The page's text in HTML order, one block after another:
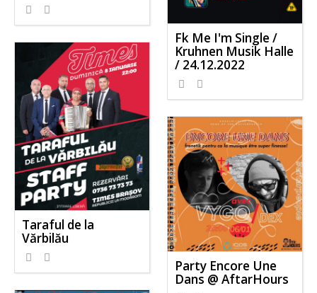
Fk Me I'm Single /
Kruhnen Musik Halle
/ 24.12.2022
Taraful de la
Vărbilău
Party Encore Une
Dans @ AftarHours